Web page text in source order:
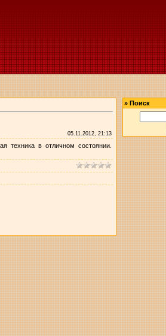
05.11.2012, 21:13
техника в отличном состоянии.
»Поиск